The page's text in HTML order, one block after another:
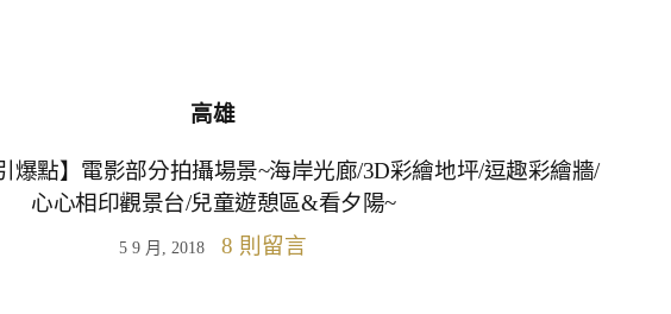
高雄
爆點】電影部分拍攝場景~海岸光廊/3D彩繪地坪/逗趣彩繪牆/
心心相印觀景台/兒童遊憩區&看夕陽~
5 9 月, 2018 8 則留言